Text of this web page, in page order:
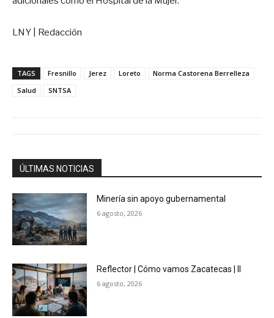
LNY | Redacción
TAGS Fresnillo Jerez Loreto
Norma Castorena Berrelleza
Salud
SNTSA
ÚLTIMAS NOTICIAS
Minería sin apoyo gubernamental
6 agosto, 2026
Reflector | Cómo vamos Zacatecas | II
6 agosto, 2026